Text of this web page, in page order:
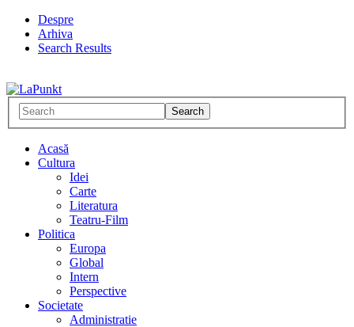
Despre
Arhiva
Search Results
Acasă
Cultura
Idei
Carte
Literatura
Teatru-Film
Politica
Europa
Global
Intern
Perspective
Societate
Administratie